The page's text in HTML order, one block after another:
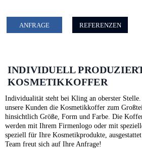
ANFRAGE REFERENZEN
INDIVIDUELL
KOSMETIKKOFFER
Individualität steht bei Kling an oberster
unsere Kunden die Kosmetikkoffer zum
hinsichtlich Größe, Form und Farbe. Die
werden mit Ihrem Firmenlogo oder mit
speziell für Ihre Kosmetikprodukte,
Team freut sich auf Ihre Anfrage!